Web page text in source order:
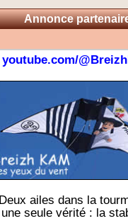
Annonce
youtube.com/
Deux ailes dans la
une seule vérité : la